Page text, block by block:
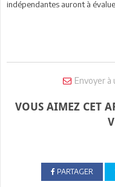
indépendantes auront à
Envoyer à
VOUS AIMEZ CET
PARTAGER